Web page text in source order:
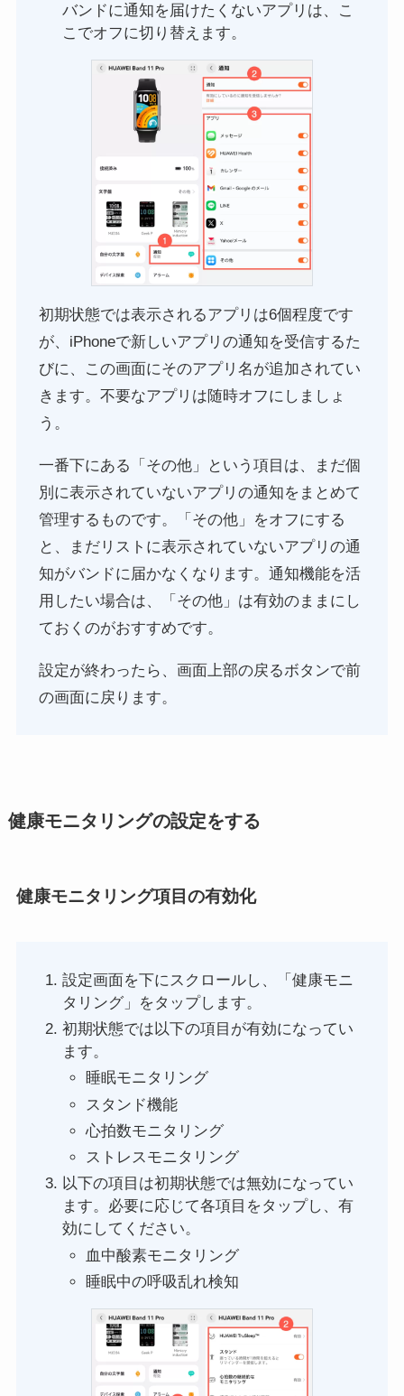
バンドに通知を届けたくないアプリは、こ
こでオフに切り替えます。
初期状態では表示されるアプリは6個程度です
が、iPhoneで新しいアプリの通知を受信するた
びに、この画面にそのアプリ名が追加されてい
きます。不要なアプリは随時オフにしましょ
う。
一番下にある「その他」という項目は、まだ個
別に表示されていないアプリの通知をまとめて
管理するものです。「その他」をオフにする
と、まだリストに表示されていないアプリの通
知がバンドに届かなくなります。通知機能を活
用したい場合は、「その他」は有効のままにし
ておくのがおすすめです。
設定が終わったら、画面上部の戻るボタンで前
の画面に戻ります。
健康モニタリングの設定をする
健康モニタリング項目の有効化
設定画面を下にスクロールし、「健康モニ
タリング」をタップします。
初期状態では以下の項目が有効になってい
ます。
睡眠モニタリング
スタンド機能
心拍数モニタリング
ストレスモニタリング
以下の項目は初期状態では無効になってい
ます。必要に応じて各項目をタップし、有
効にしてください。
血中酸素モニタリング
睡眠中の呼吸乱れ検知